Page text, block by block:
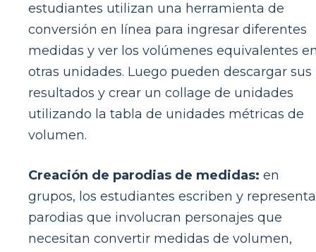
estudiantes utilizan una herramienta de
conversión en línea para ingresar diferentes
medidas y ver los volúmenes equivalentes
otras unidades. Luego pueden descargar sus
resultados y crear un collage de unidades
utilizando la tabla de unidades métricas de
volumen.
Creación de parodias de medidas: en
grupos, los estudiantes escriben y
parodias que involucran personajes que
necesitan convertir medidas de volumen,